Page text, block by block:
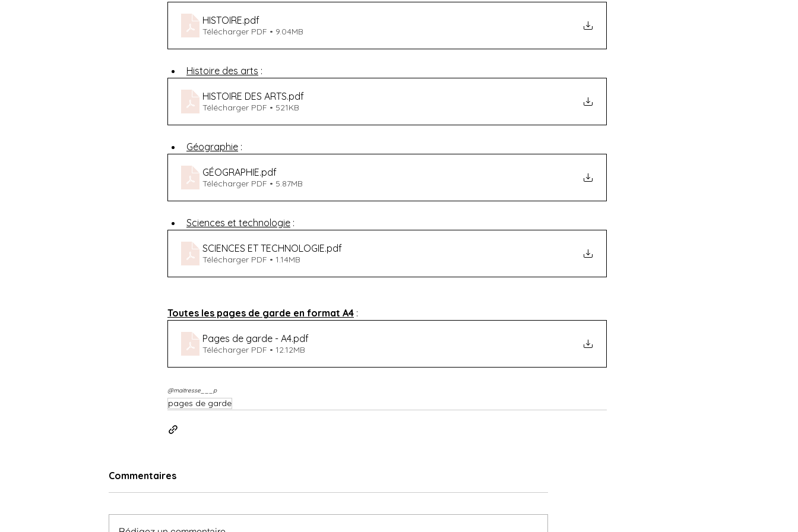
HISTOIRE.pdf
Télécharger PDF • 9.04MB
Histoire des arts :
HISTOIRE DES ARTS.pdf
Télécharger PDF • 521KB
Géographie :
GÉOGRAPHIE.pdf
Télécharger PDF • 5.87MB
Sciences et technologie :
SCIENCES ET TECHNOLOGIE.pdf
Télécharger PDF • 1.14MB
Toutes les pages de garde en format A4 :
Pages de garde - A4.pdf
Télécharger PDF • 12.12MB
@maitresse___p
pages de garde
Commentaires